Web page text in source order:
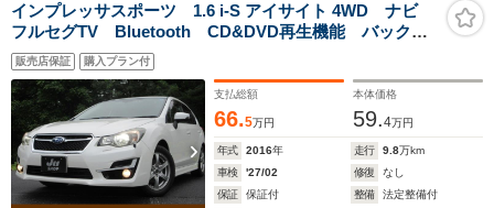
インプレッサスポーツ 1.6 i-S アイサイト 4WD ナビ
フルセグTV Bluetooth CD&DVD再生機能 バックカ
メラ クルーズコントロール ETC ドライブレコーダ
ー HIDライト フォグランプ LEDアクセサリーライナ
ー ハーフレザーシート プッシュスタート
販売店保証 購入プラン付
支払総額
66.5万円
本体価格
59.4万円
年式 2016年 走行 9.8万km
車検
'27/02 修復
なし
保証
保証付 整備
法定整備付